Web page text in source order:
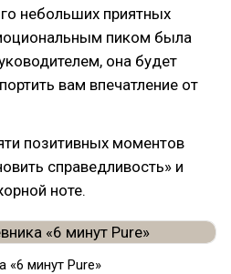
небольших приятных
пиком была
она будет
вам впечатление от
позитивных моментов
справедливость» и
ноте.
«6 минут Pure»